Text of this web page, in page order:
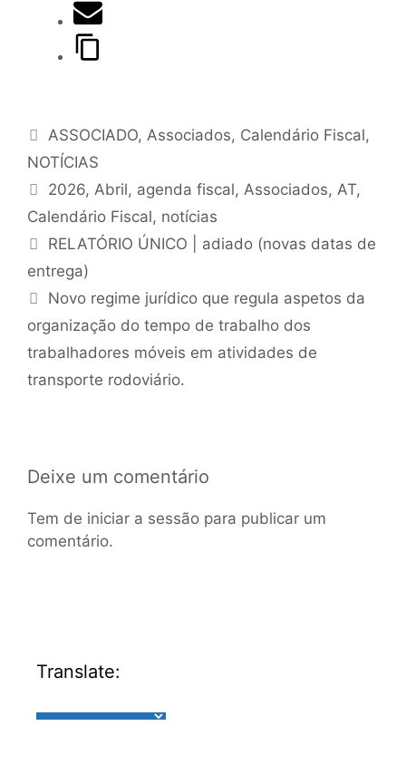
ASSOCIADO,Associados, Calendário Fiscal,
NOTÍCIAS
2026,Abril, agenda fiscal,Associados,AT,
Calendário Fiscal, notícias
RELATÓRIO ÚNICO | adiado (novas datas de
entrega)
Novo regime jurídico que regula aspetos da
organização do tempo de trabalho dos
trabalhadores móveis em atividades de
transporte rodoviário.
Deixe um comentário
Tem de iniciar a sessão para publicar um
comentário.
Translate: